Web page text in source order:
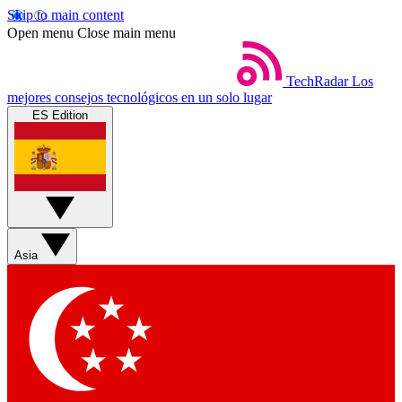
Skip to main content
Open menu Close main menu
TechRadar Los
mejores consejos tecnológicos en un solo lugar
ES Edition
Asia